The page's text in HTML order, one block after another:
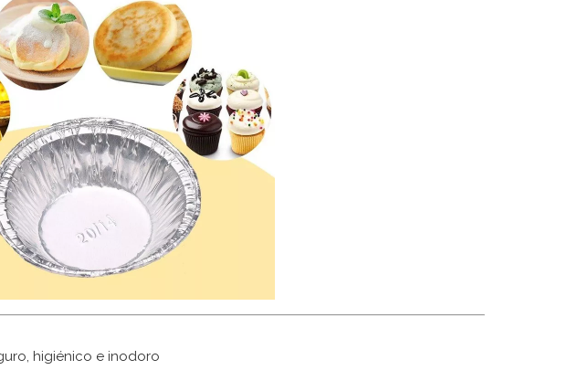
higiénico e inodoro